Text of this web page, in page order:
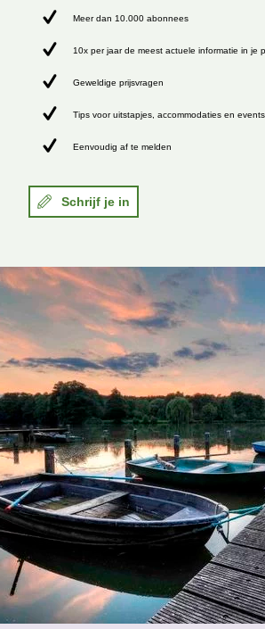
Meer dan 10.000 abonnees
10x per jaar de meest actuele informatie in je
Geweldige prijsvragen
Tips voor uitstapjes, accommodaties en events
Eenvoudig af te melden
Schrijf je in